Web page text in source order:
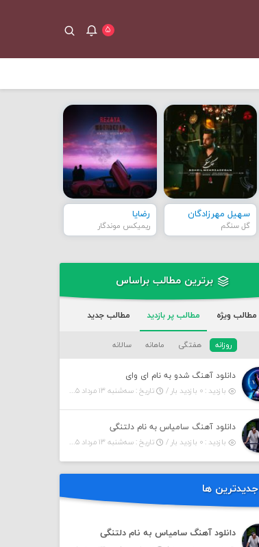
۵
سهیل مهرزادگان
گل سنگم
رضایا
ریمیکس موندگار
برترین مطالب براساس
مطالب ویژه مطالب پر بازدید مطالب جدید
روزانه هفتگی ماهانه سالانه
دانلود آهنگ شدو به نام ای وای
بازدید : ۰ بازدید بار /
تاریخ : سه‌شنبه ۱۳ مرداد ۱۴۰۵
دانلود آهنگ سامیاس به نام دلتنگی
بازدید : ۰ بازدید بار /
تاریخ : سه‌شنبه ۱۳ مرداد ۱۴۰۵
جدیدترین ها
دانلود آهنگ سامیاس به نام دلتنگی